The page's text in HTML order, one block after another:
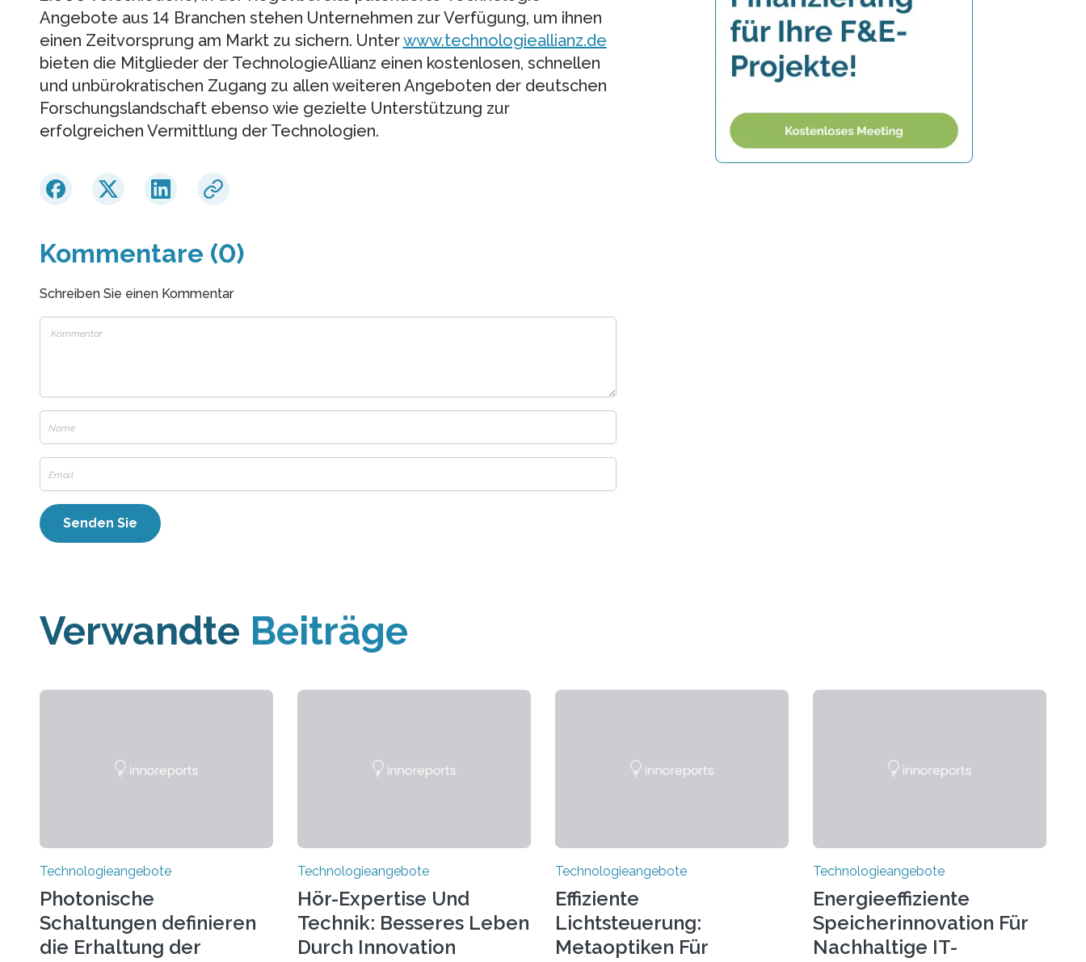
Angebote aus 14 Branchen stehen Unternehmen zur Verfügung, um ihnen
einen Zeitvorsprung am Markt zu sichern. Unterwww.technologieallianz.de
bieten die Mitglieder der TechnologieAllianz einen kostenlosen, schnellen
und unbürokratischen Zugang zu allen weiteren Angeboten der deutschen
Forschungslandschaft ebenso wie gezielte Unterstützung zur
erfolgreichen Vermittlung der Technologien.
Kommentare (0)
Schreiben Sie einen Kommentar
Verwandte Beiträge
Technologieangebote
Photonische
Schaltungen definieren
die Erhaltung der
Technologieangebote
Hör-Expertise Und
Technik: Besseres Leben
Durch Innovation
Technologieangebote
Effiziente
Lichtsteuerung:
Metaoptiken Für
Technologieangebote
Energieeffiziente
Speicherinnovation Für
Nachhaltige IT-